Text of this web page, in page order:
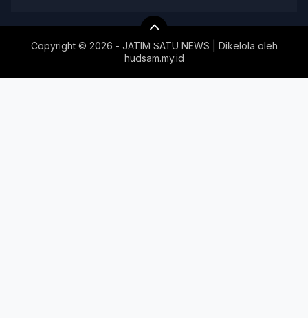
Copyright © 2026 - JATIM SATU NEWS | Dikelola oleh
hudsam.my.id